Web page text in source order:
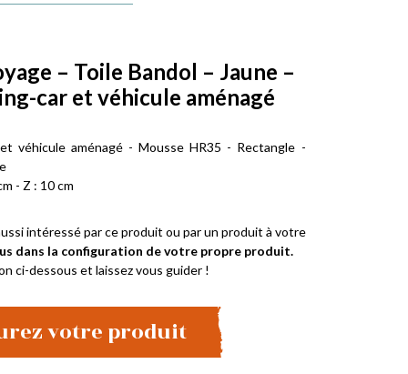
– Toile Bandol – Jaune –
car et véhicule aménagé
véhicule aménagé - Mousse HR35 - Rectangle -
- Z : 10 cm
intéressé par ce produit ou par un produit à votre
dans la configuration de votre propre produit.
ci-dessous et laissez vous guider !
votre produit